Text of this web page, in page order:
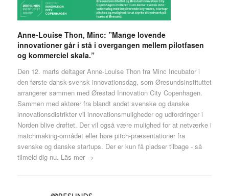
Anne-Louise Thon, Minc: ”Mange lovende
innovationer går i stå i overgangen mellem pilotfasen
og kommerciel skala.”
Den 12. marts deltager Anne-Louise Thon fra Minc Incubator i
den første dansk-svensk innovationsdag, som Øresundsinstituttet
arrangerer sammen med Ørestad Innovation City Copenhagen.
Sammen med aktører fra blandt andet svenske og danske
innovationsdistrikter vil innovationsmuligheder og udfordringer i
Norden blive drøftet. Der vil også være mulighed for at netværke i
matchmaking-området eller høre pitch-præsentationer fra
svenske og danske startups. Der er kun få pladser tilbage - så
tilmeld dig nu. Läs mer →